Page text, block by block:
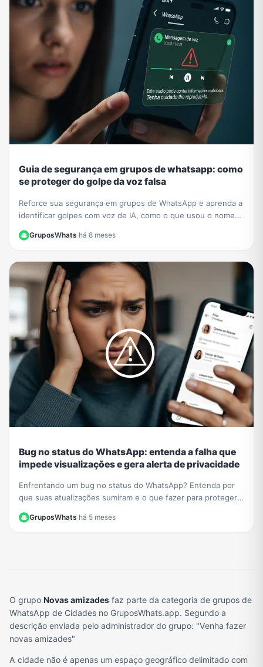
Guia de segurança em grupos de whatsapp: como
se proteger do golpe da voz falsa
Reforce sua segurança em grupos de WhatsApp e aprenda a
identificar golpes com voz de IA, como o que usou o nome
GruposWhats·há 8 meses
Bug no status do WhatsApp: entenda a falha que
impede visualizações e gera alerta de privacidade
Enfrentando um bug no status do WhatsApp? Entenda por
que suas atualizações sumiram e o que fazer para proteger
GruposWhats·há 5 meses
O grupo Novas amizades faz parte da categoria de grupos de
WhatsApp de Cidades no GruposWhats.app. Segundo a
descrição enviada pelo administrador do grupo: "Venha fazer
novas amizades"
A cidade não é apenas um espaço geográfico delimitado com